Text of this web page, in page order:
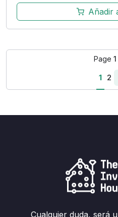
Añadir
Page 1
1 2
Cualquier duda, será